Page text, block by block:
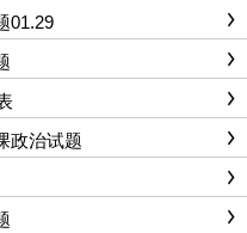
01.29
政治试题